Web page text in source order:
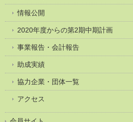
情報公開
2020年度からの第2期中期計画
事業報告・会計報告
助成実績
協力企業・団体一覧
アクセス